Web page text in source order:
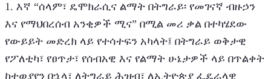
1. እኛ “ሰላም፣ ዴሞክራሲና ልማት በትግራይ፡ የመገናኛ ብዙኃን
እና የማህበረሰብ አንቂዎች ሚና” በሚል መሪ ቃል በተካሄደው
የውይይት መድረክ ላይ የተሳተፍን አካላት፤ በትግራይ ወቅታዊ
የፖለቲካ፣ የፀጥታ፣ የሰብአዊ እና የልማት ሁኔታዎች ላይ በጥልቀት
ከተወያየን በኋላ፣ ለትግራይ ሕዝብ፣ ለኢትዮጵያ ፌዴራላዊ